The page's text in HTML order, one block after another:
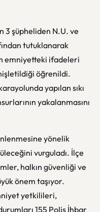
3 şüpheliden N.U. ve
tutuklanarak
emniyetteki ifadeleri
öğrenildi.
yapılan sıkı
yakalanmasını
yönelik
vurguladı. İlçe
halkın güvenliği ve
önem taşıyor.
yetkilileri,
155 Polis İhbar